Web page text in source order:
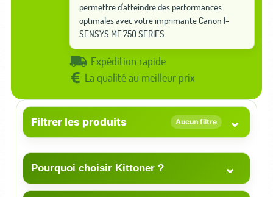
permettre d'atteindre des performances
optimales avec votre imprimante Canon I-
SENSYS MF 750 SERIES.
Expédition rapide
La qualité au meilleur prix
Filtrer les produits Aucun filtre ⌄
Pourquoi choisir Kittoner ? ⌄